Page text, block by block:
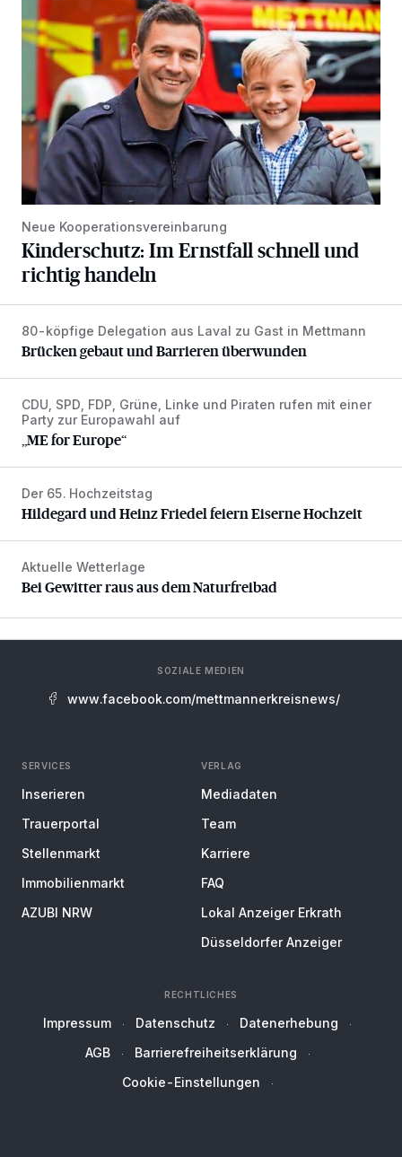
Neue Kooperationsvereinbarung
Kinderschutz: Im Ernstfall schnell und
richtig handeln
Brücken gebaut und Barrieren überwunden
80-köpfige Delegation aus Laval zu Gast in Mettmann
Brücken gebaut und Barrieren überwunden
„ME for Europe“
CDU, SPD, FDP, Grüne, Linke und Piraten rufen mit einer
Party zur Europawahl auf
„ME for Europe“
Hildegard und Heinz Friedel feiern Eiserne Hochzeit
Der 65. Hochzeitstag
Hildegard und Heinz Friedel feiern Eiserne Hochzeit
Bei Gewitter raus aus dem Naturfreibad
Aktuelle Wetterlage
Bei Gewitter raus aus dem Naturfreibad
SOZIALE MEDIEN
www.facebook.com/mettmannerkreisnews/
SERVICES
Inserieren
Trauerportal
Stellenmarkt
Immobilienmarkt
AZUBI NRW
VERLAG
Mediadaten
Team
Karriere
FAQ
Lokal Anzeiger Erkrath
Düsseldorfer Anzeiger
RECHTLICHES
Impressum Datenschutz
Datenerhebung
AGB
Barrierefreiheitserklärung
Cookie-Einstellungen